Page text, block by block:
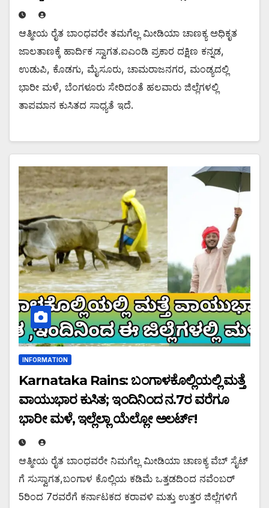
ಆತ್ಮೀಯ ರೈತ ಬಾಂಧವರೇ ತಮಗೆಲ್ಲ ಮೀಡಿಯಾ ಚಾಣಕ್ಯ ಅಧಿಕೃತ
ಜಾಲತಾಣಕ್ಕೆ ಹಾರ್ದಿಕ ಸ್ವಾಗತ.ಐಎಂಡಿ ಪ್ರಕಾರ ದಕ್ಷಿಣ ಕನ್ನಡ,
ಉಡುಪಿ, ಕೊಡಗು, ಮೈಸೂರು, ಚಾಮರಾಜನಗರ, ಮಂಡ್ಯದಲ್ಲಿ
ಭಾರೀ ಮಳೆ, ಬೆಂಗಳೂರು ಸೇರಿದಂತೆ ಹಲವಾರು ಜಿಲ್ಲೆಗಳಲ್ಲಿ
ತಾಪಮಾನ ಕುಸಿತದ ಸಾಧ್ಯತೆ ಇದೆ.
INFORMATION
Karnataka Rains: ಬಂಗಾಳಕೊಲ್ಲಿಯಲ್ಲಿ ಮತ್ತೆ
ವಾಯುಭಾರ ಕುಸಿತ; ಇಂದಿನಿಂದ ನ.7ರ ವರೆಗೂ
ಭಾರೀ ಮಳೆ, ಇಲ್ಲೆಲ್ಲಾ ಯೆಲ್ಲೋ ಅಲರ್ಟ್!
ಆತ್ಮೀಯ ರೈತ ಬಾಂಧವರೇ ನಿಮಗೆಲ್ಲ ಮೀಡಿಯಾ ಚಾಣಕ್ಯ ವೆಬ್ ಸೈಟ್
ಗೆ ಸುಸ್ವಾಗತ,ಬಂಗಾಳ ಕೊಲ್ಲಿಯ ಕಡಿಮೆ ಒತ್ತಡದಿಂದ ನವೆಂಬರ್
5ರಿಂದ 7ರವರೆಗೆ ಕರ್ನಾಟಕದ ಕರಾವಳಿ ಮತ್ತು ಉತ್ತರ ಜಿಲ್ಲೆಗಳಿಗೆ